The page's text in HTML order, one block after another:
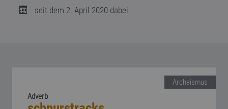
seit dem 2. April 2020 dabei
Archaismus
Adverb